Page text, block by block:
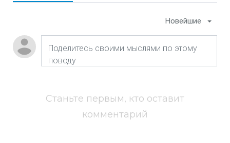
Новейшие
Станьте первым, кто оставит
комментарий